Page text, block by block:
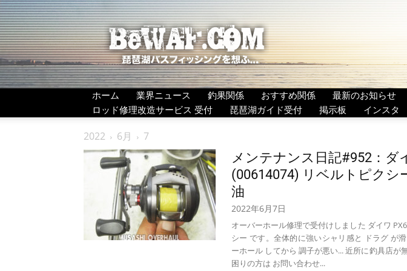
BeWAF
(ビ
ワ
エ
フ）
ホーム 業界ニュース 釣果関係 おすすめ関係 最新のお知らせ
ロッド修理改造サービス 受付
琵琶湖ガイド受付 掲示板 インスタ
2022 6月 7
メンテナンス日記#952：ダ
(00614074) リベルトピクシ
油
2022年6月7日
オーバーホール修理で受付けしました ダイワ
シー です。全体的に強いシャリ感と ドラグ が
ーホール してから 調子が悪い... 近所に釣具店が
困りの方は お問い合わせ...